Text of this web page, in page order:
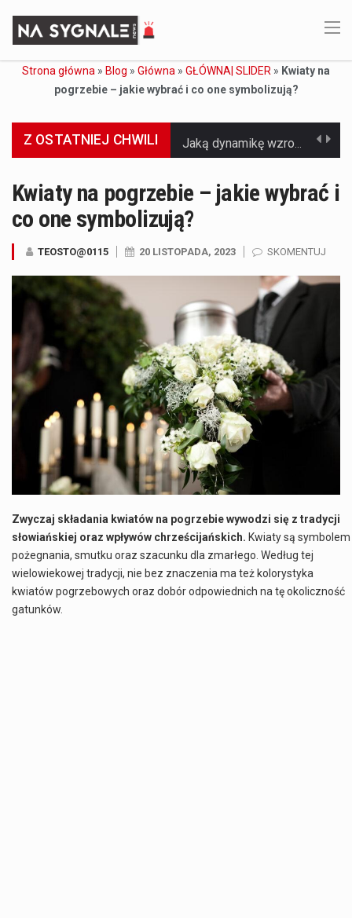
Strona główna » Blog » Główna » GŁÓWNA| SLIDER » Kwiaty na
pogrzebie – jakie wybrać i co one symbolizują?
Z OSTATNIEJ CHWILI
Co to jest cyberbezpieczeństwo w sieci? Cyberbezpieczeństwo w Internecie stanowi istotny element ochrony systemów informacyjnych. Jego zasadniczym celem jest zabezpieczenie przed różnorodnymi cyberzagrożeniami oraz ryzykiem,…
Czym były starożytne igrzyska olimpijskie w Grecji? Starożytne igrzyska olimpijskie odgrywały kluczową rolę w dziejach Grecji. Co cztery lata, w pięknej Olimpii, odbywały się te…
Co to jest NATO? NATO, czyli Organizacja Traktatu Północnoatlantyckiego, to międzynarodowy sojusz wojskowy, który powstał 4 kwietnia 1949 roku. Jego głównym celem jest zapewnienie wolności…
Kwiaty na pogrzebie – jakie wybrać i
co one symbolizują?
TEOSTO@0115 20 LISTOPADA, 2023 SKOMENTUJ
Zwyczaj składania kwiatów na pogrzebie wywodzi się z tradycji
słowiańskiej oraz wpływów chrześcijańskich. Kwiaty są symbolem
pożegnania, smutku oraz szacunku dla zmarłego. Według tej
wielowiekowej tradycji, nie bez znaczenia ma też kolorystyka
kwiatów pogrzebowych oraz dobór odpowiednich na tę okoliczność
gatunków.